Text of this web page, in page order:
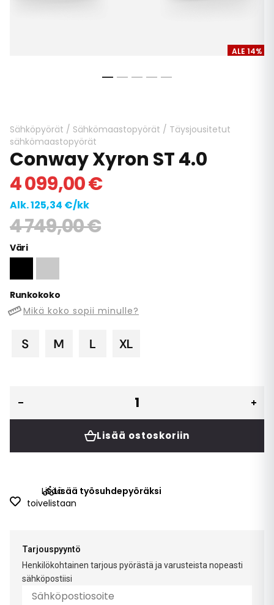
ALE 14%
beginning
of
the
images
gallery
Sähköpyörät / Sähkömaastopyörät / Täysjousitetut
sähkömaastopyörät
Conway Xyron ST 4.0
4 099,00 €
Alk. 125,34 €/kk
4 749,00 €
Väri
Runkokoko
Mikä koko sopii minulle?
Lisää ostoskoriin
Lisää
toivelistaan
Lisää työsuhdepyöräksi
Tarjouspyyntö
Henkilökohtainen tarjous pyörästä ja varusteista nopeasti
sähköpostiisi